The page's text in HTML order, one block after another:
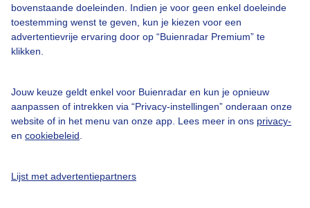
bovenstaande doeleinden. Indien je voor geen enkel doeleinde
toestemming wenst te geven, kun je kiezen voor een
advertentievrije ervaring door op “Buienradar Premium” te
klikken.
Jouw keuze geldt enkel voor Buienradar en kun je opnieuw
aanpassen of intrekken via “Privacy-instellingen” onderaan onze
website of in het menu van onze app. Lees meer in ons privacy-
en cookiebeleid
Lijst met advertentiepartners
Adverteren
Buienradar Team
Cookie beleid
Privacy instellingen
Gratis weerdata